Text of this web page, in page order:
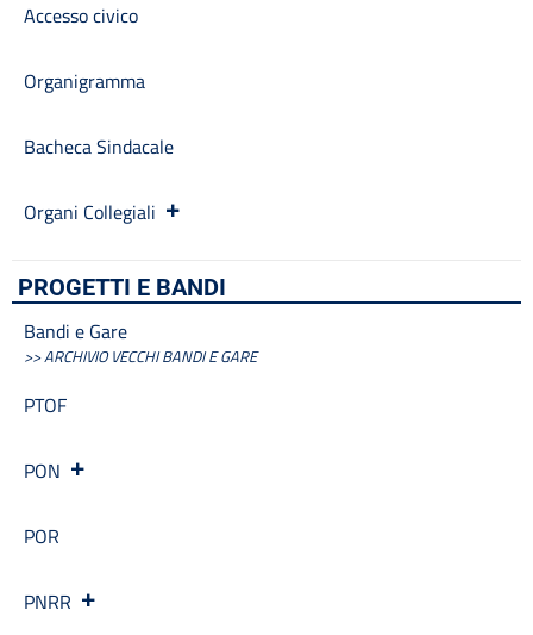
Accesso civico
Organigramma
Bacheca Sindacale
Organi Collegiali
PROGETTI E BANDI
Bandi e Gare
>> ARCHIVIO VECCHI BANDI E GARE
PTOF
PON
POR
PNRR